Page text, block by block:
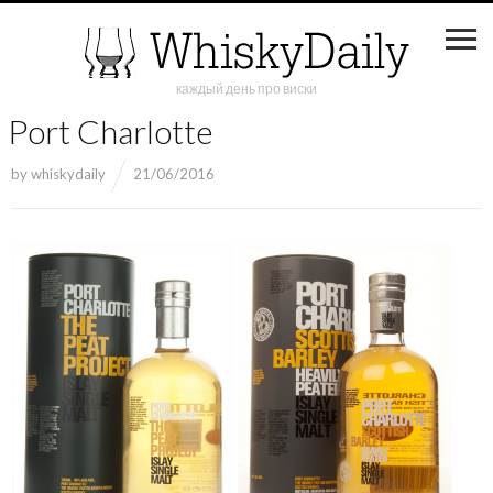
каждый день про виски
Port Charlotte
bywhiskydaily 21/06/2016